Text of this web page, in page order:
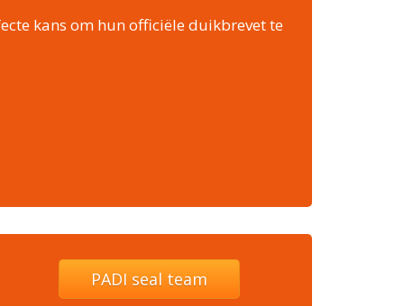
kans om hun officiële duikbrevet te
PADI seal team